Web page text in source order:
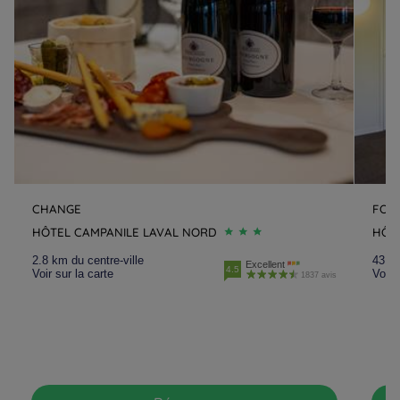
CHANGE
HÔTEL CAMPANILE LAVAL NORD
2.8 km du centre-ville
Voir sur la carte
4.5 Excellent
1837 avis
43.3
Voir